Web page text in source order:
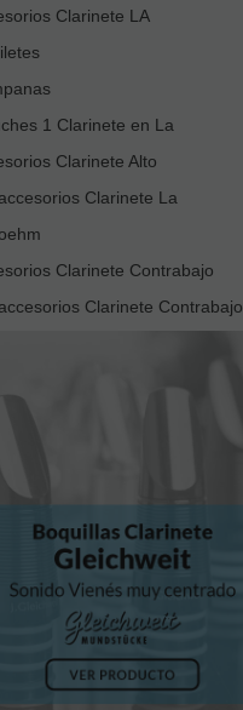
Clarinete LA
1 Clarinete en La
Clarinete Alto
Clarinete La
Clarinete Contrabajo
Clarinete Contrabajo